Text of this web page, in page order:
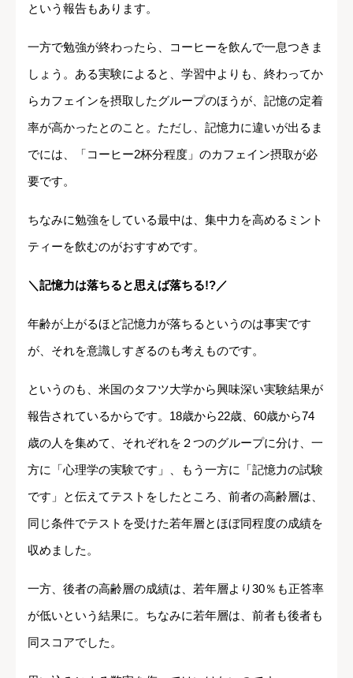
という報告もあります。
一方で勉強が終わったら、コーヒーを飲んで一息つきま
しょう。ある実験によると、学習中よりも、終わってか
らカフェインを摂取したグループのほうが、記憶の定着
率が高かったとのこと。ただし、記憶力に違いが出るま
でには、「コーヒー2杯分程度」のカフェイン摂取が必
要です。
ちなみに勉強をしている最中は、集中力を高めるミント
ティーを飲むのがおすすめです。
＼記憶力は落ちると思えば落ちる!?／
年齢が上がるほど記憶力が落ちるというのは事実です
が、それを意識しすぎるのも考えものです。
というのも、米国のタフツ大学から興味深い実験結果が
報告されているからです。18歳から22歳、60歳から74
歳の人を集めて、それぞれを２つのグループに分け、一
方に「心理学の実験です」、もう一方に「記憶力の試験
です」と伝えてテストをしたところ、前者の高齢層は、
同じ条件でテストを受けた若年層とほぼ同程度の成績を
収めました。
一方、後者の高齢層の成績は、若年層より30％も正答率
が低いという結果に。ちなみに若年層は、前者も後者も
同スコアでした。